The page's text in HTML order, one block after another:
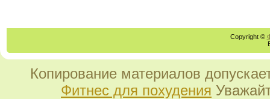
Copyright ©
Копирование материалов
Фитнес для похудения